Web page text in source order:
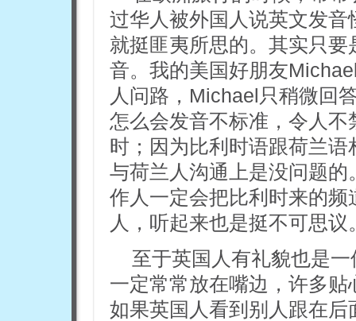
过华人被外国人说英文发
就挺匪夷所思的。其实只
音。我的美国好朋友
人问路，Michael只稍微回
怎么会发音不标准，令人
时；因为比利时语跟荷兰
与荷兰人沟通上是没问题
作人一定会把比利时来的
人，听起来也是挺不可思议
至于英国人有礼貌也是
一定常常放在嘴边，许多
如果英国人看到别人跟在